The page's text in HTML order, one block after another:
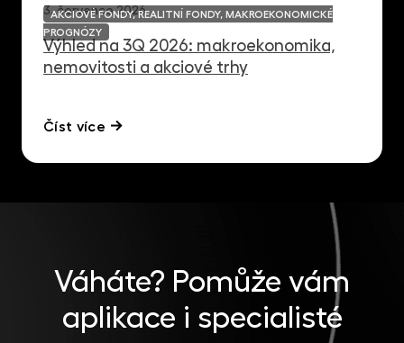
3. července 2026
Výhled na 3Q 2026: makroekonomika,
nemovitosti a akciové trhy
Číst více
AKCIOVÉ FONDY, REALITNÍ FONDY, MAKROEKONOMICKÉ
PROGNÓZY
Váháte? Pomůže vám
aplikace i specialisté